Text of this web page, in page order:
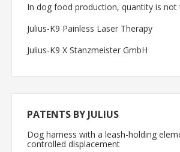
In dog food production, quantity is not
Julius-K9 Painless Laser Therapy
Julius-K9 X Stanzmeister GmbH
PATENTS BY JULIUS
Dog harness with a leash-holding
controlled displacement